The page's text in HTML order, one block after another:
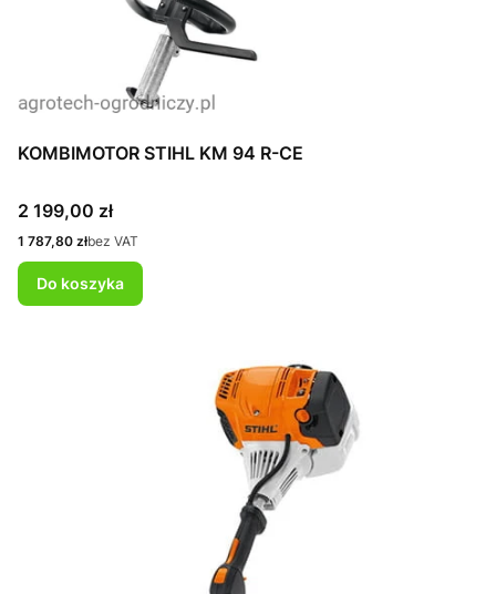
KOMBIMOTOR STIHL KM 94 R-CE
Cena
2 199,00 zł
Cena
1 787,80 złbez VAT
Do koszyka